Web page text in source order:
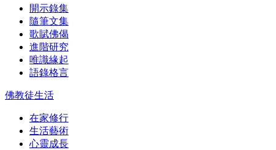
開示錄集
隨筆文集
歌賦佛偈
進階研究
唯識緣起
語錄格言
佛教徒生活
在家修行
生活藝術
心靈成長